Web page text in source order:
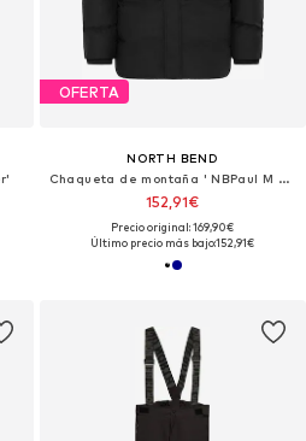
OFERTA
NORTH BEND
Chaqueta de montaña ' NBPaul M CFT+ Puffer Jacket '
152,91€
Precio original: 169,90€
Último precio más bajo:152,91€